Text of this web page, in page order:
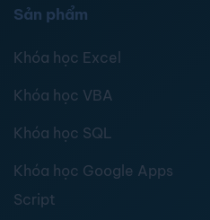
Sản phẩm
Khóa học Excel
Khóa học VBA
Khóa học SQL
Khóa học Google Apps
Script